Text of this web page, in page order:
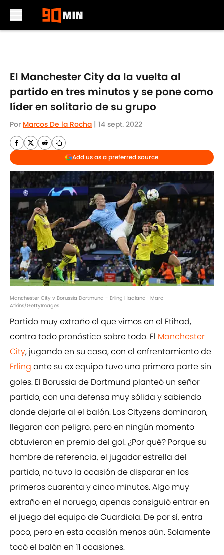
El Manchester City da la vuelta al
partido en tres minutos y se pone como
líder en solitario de su grupo
Por Marcos De la Rocha | 14 sept. 2022
Add us as a preferred source
Manchester City v Borussia Dortmund - Erling Haaland | Marc
Atkins/GettyImages
Partido muy extraño el que vimos en el Etihad,
contra todo pronóstico sobre todo. El Manchester
City, jugando en su casa, con el enfrentamiento de
Erling ante su ex equipo tuvo una primera parte sin
goles. El Borussia de Dortmund planteó un señor
partido, con una defensa muy sólida y sabiendo
donde dejarle al el balón. Los Cityzens dominaron,
llegaron con peligro, pero en ningún momento
obtuvieron en premio del gol. ¿Por qué? Porque su
hombre de referencia, el jugador estrella del
partido, no tuvo la ocasión de disparar en los
primeros cuarenta y cinco minutos. Algo muy
extraño en el noruego, apenas consiguió entrar en
el juego del equipo de Guardiola. De por sí, entra
poco, pero en esta ocasión menos aún. Solamente
tocó el balón en 11 ocasiones.